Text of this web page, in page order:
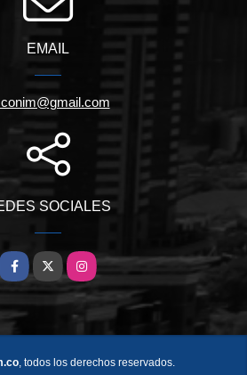
EMAIL
SOCIALES
Facebook
X Instagram
, todos los derechos reservados.